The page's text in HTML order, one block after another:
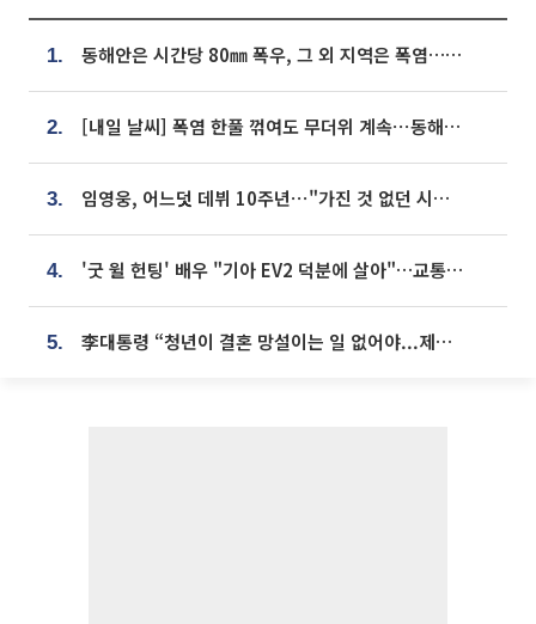
1. 동해안은 시간당 80㎜ 폭우, 그 외 지역은 폭염…‘극과 극 날씨’
2. [내일 날씨] 폭염 한풀 꺾여도 무더위 계속⋯동해안 이틀 연속 비
3. 임영웅, 어느덧 데뷔 10주년⋯"가진 것 없던 시절, 내 앞엔 20명의 팬뿐"
4. '굿 윌 헌팅' 배우 "기아 EV2 덕분에 살아"…교통사고 후 안전성 극찬
5. 李대통령 “청년이 결혼 망설이는 일 없어야...제도상 불이익 조사”